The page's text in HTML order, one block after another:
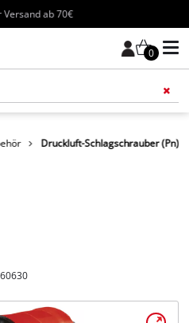
Versand ab 70€
0
Druckluft-Schlagschrauber (Pn)